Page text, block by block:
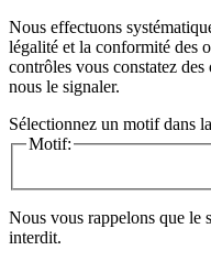
Nous effectuons
légalité et la conformité des
contrôles vous constatez
nous le signaler.
Sélectionnez un motif dans
Motif:
Nous vous rappelons que le
interdit.